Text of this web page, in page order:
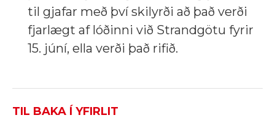
til gjafar með því skilyrði að það verði
fjarlægt af lóðinni við Strandgötu fyrir
15. júní, ella verði það rifið.
TIL BAKA Í YFIRLIT